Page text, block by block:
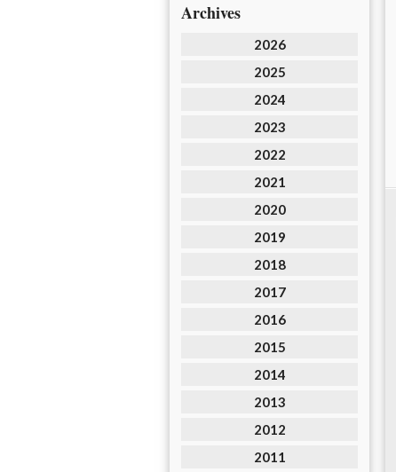
Archives
2026
2025
2024
2023
2022
2021
2020
2019
2018
2017
2016
2015
2014
2013
2012
2011